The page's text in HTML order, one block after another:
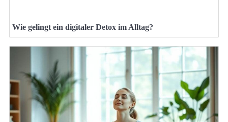
Wie gelingt ein digitaler Detox im Alltag?